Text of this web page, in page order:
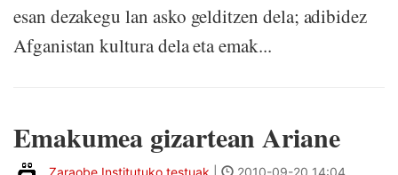
esan dezakegu lan asko gelditzen dela; adibidez
Afganistan kultura dela eta emak...
Emakumea gizartean Ariane
Zaraobe Institutuko testuak 2010-09-20 14:04